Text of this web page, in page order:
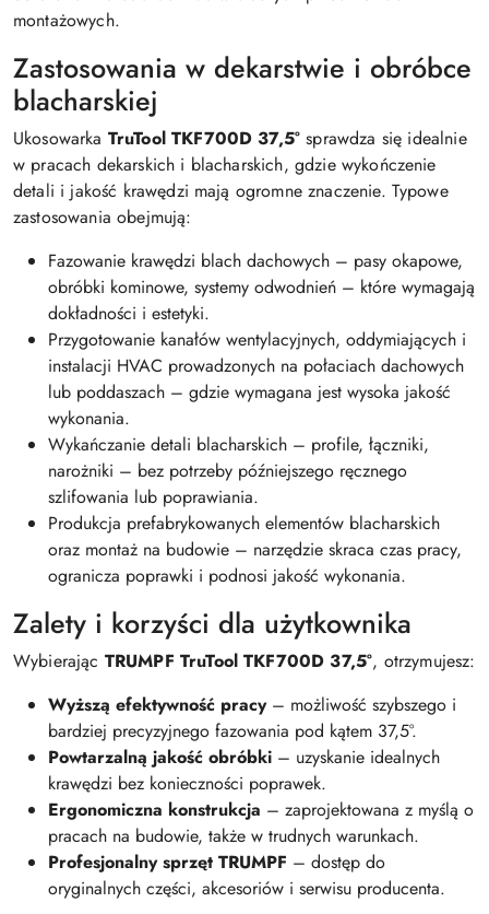
montażowych.
Zastosowania w dekarstwie i obróbce
blacharskiej
Ukosowarka TruTool TKF700D 37,5° sprawdza się idealnie
w pracach dekarskich i blacharskich, gdzie wykończenie
detali i jakość krawędzi mają ogromne znaczenie. Typowe
zastosowania obejmują:
Fazowanie krawędzi blach dachowych – pasy okapowe,
obróbki kominowe, systemy odwodnień – które wymagają
dokładności i estetyki.
Przygotowanie kanałów wentylacyjnych, oddymiających i
instalacji HVAC prowadzonych na połaciach dachowych
lub poddaszach – gdzie wymagana jest wysoka jakość
wykonania.
Wykańczanie detali blacharskich – profile, łączniki,
narożniki – bez potrzeby późniejszego ręcznego
szlifowania lub poprawiania.
Produkcja prefabrykowanych elementów blacharskich
oraz montaż na budowie – narzędzie skraca czas pracy,
ogranicza poprawki i podnosi jakość wykonania.
Zalety i korzyści dla użytkownika
Wybierając TRUMPF TruTool TKF700D 37,5°, otrzymujesz:
Wyższą efektywność pracy– możliwość szybszego i
bardziej precyzyjnego fazowania pod kątem 37,5°.
Powtarzalną jakość obróbki – uzyskanie idealnych
krawędzi bez konieczności poprawek.
Ergonomiczna konstrukcja – zaprojektowana z myślą o
pracach na budowie, także w trudnych warunkach.
Profesjonalny sprzęt TRUMPF – dostęp do
oryginalnych części, akcesoriów i serwisu producenta.